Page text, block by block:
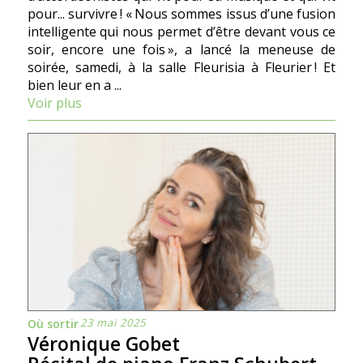
pour... survivre ! « Nous sommes issus d’une fusion
intelligente qui nous permet d’être devant vous ce
soir, encore une fois », a lancé la meneuse de
soirée, samedi, à la salle Fleurisia à Fleurier ! Et
bien leur en a ...
Voir plus
Où sortir23 mai 2025
Véronique Gobet